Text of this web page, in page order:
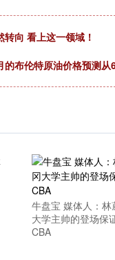
向 看上这一领域！
的布伦特原油价格预测
牛盘宝 媒体人：林
大学主帅的登场保
CBA